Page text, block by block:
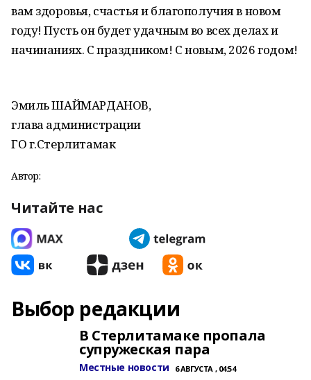
вам здоровья, счастья и благополучия в новом
году! Пусть он будет удачным во всех делах и
начинаниях. С праздником! С новым, 2026 годом!
Эмиль ШАЙМАРДАНОВ,
глава администрации
ГО г.Стерлитамак
Автор:
Читайте нас
Выбор редакции
В Стерлитамаке пропала
супружеская пара
Местные новости 6 АВГУСТА , 04:54